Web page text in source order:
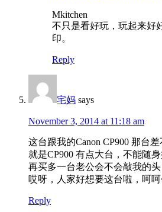
Mkitchen
不只是看好玩，玩起来好
印。
Reply
宅妈 says
November 3, 2014 at 11:18 am
这台跟我的Canon CP900 那台
就是CP900 有点大台，不能随
再买多一台老公会不会敲我的头
哎呀，人家好想要这台啦，呵
Reply